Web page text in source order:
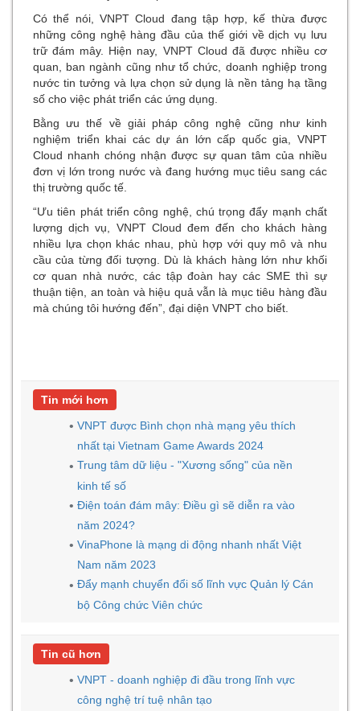
Có thể nói, VNPT Cloud đang tập hợp, kế thừa được
những công nghệ hàng đầu của thế giới về dịch vụ lưu
trữ đám mây. Hiện nay, VNPT Cloud đã được nhiều cơ
quan, ban ngành cũng như tổ chức, doanh nghiệp trong
nước tin tưởng và lựa chọn sử dụng là nền tảng hạ tầng
số cho việc phát triển các ứng dụng.
Bằng ưu thế về giải pháp công nghệ cũng như kinh
nghiệm triển khai các dự án lớn cấp quốc gia, VNPT
Cloud nhanh chóng nhận được sự quan tâm của nhiều
đơn vị lớn trong nước và đang hướng mục tiêu sang các
thị trường quốc tế.
“Ưu tiên phát triển công nghệ, chú trọng đẩy mạnh chất
lượng dịch vụ, VNPT Cloud đem đến cho khách hàng
nhiều lựa chọn khác nhau, phù hợp với quy mô và nhu
cầu của từng đối tượng. Dù là khách hàng lớn như khối
cơ quan nhà nước, các tập đoàn hay các SME thì sự
thuận tiện, an toàn và hiệu quả vẫn là mục tiêu hàng đầu
mà chúng tôi hướng đến”, đại diện VNPT cho biết.
Tin mới hơn
VNPT được Bình chọn nhà mạng yêu thích
nhất tại Vietnam Game Awards 2024
Trung tâm dữ liệu - "Xương sống" của nền
kinh tế số
Điện toán đám mây: Điều gì sẽ diễn ra vào
năm 2024?
VinaPhone là mạng di động nhanh nhất Việt
Nam năm 2023
Đẩy mạnh chuyển đổi số lĩnh vực Quản lý Cán
bộ Công chức Viên chức
Tin cũ hơn
VNPT - doanh nghiệp đi đầu trong lĩnh vực
công nghệ trí tuệ nhân tạo